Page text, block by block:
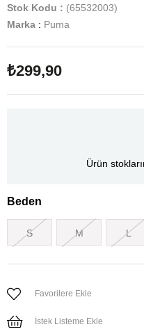
Stok Kodu
(65532003)
Marka : Puma
₺299,90
Ürün
Beden
S M L
Favorilere Ekle
İstek Listeme Ekle